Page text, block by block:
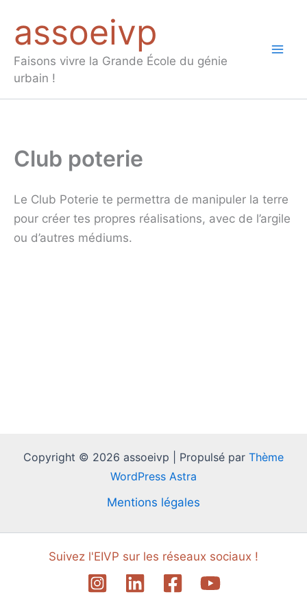
contenu
assoeivp
Faisons vivre la Grande École du génie
urbain !
Club poterie
Le Club Poterie te permettra de manipuler la terre
pour créer tes propres réalisations, avec de l’argile
ou d’autres médiums.
Copyright © 2026 assoeivp | Propulsé par Thème
WordPress Astra
Mentions légales
Suivez l'EIVP sur les réseaux sociaux !